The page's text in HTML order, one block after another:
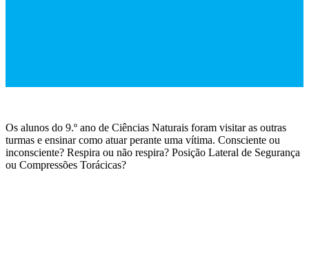
Os alunos do 9.º ano de Ciências Naturais foram visitar as outras
turmas e ensinar como atuar perante uma vítima. Consciente ou
inconsciente? Respira ou não respira? Posição Lateral de Segurança
ou Compressões Torácicas?